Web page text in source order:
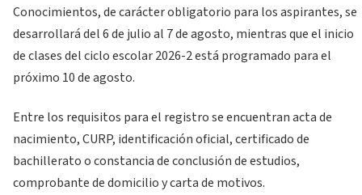
Conocimientos, de carácter obligatorio para los aspirantes, se
desarrollará del 6 de julio al 7 de agosto, mientras que el inicio
de clases del ciclo escolar 2026-2 está programado para el
próximo 10 de agosto.
Entre los requisitos para el registro se encuentran acta de
nacimiento, CURP, identificación oficial, certificado de
bachillerato o constancia de conclusión de estudios,
comprobante de domicilio y carta de motivos.